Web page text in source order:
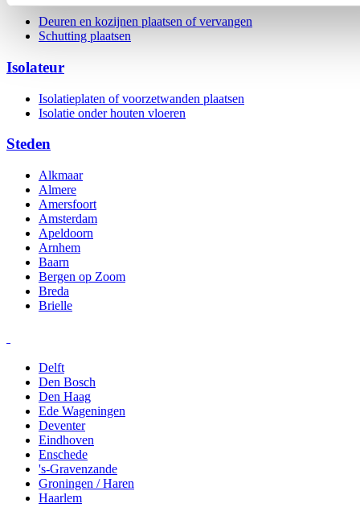
Deuren en kozijnen plaatsen of vervangen
Schutting plaatsen
Isolateur
Isolatieplaten of voorzetwanden plaatsen
Isolatie onder houten vloeren
Steden
Alkmaar
Almere
Amersfoort
Amsterdam
Apeldoorn
Arnhem
Baarn
Bergen op Zoom
Breda
Brielle
Delft
Den Bosch
Den Haag
Ede Wageningen
Deventer
Eindhoven
Enschede
's-Gravenzande
Groningen / Haren
Haarlem